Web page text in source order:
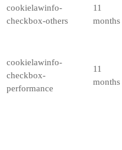
cookielawinfo-
checkbox-others
11
months
cookielawinfo-
checkbox-
performance
11
months